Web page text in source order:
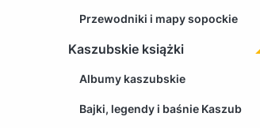
Przewodniki i mapy sopockie
Kaszubskie książki
Albumy kaszubskie
Bajki, legendy i baśnie Kaszub